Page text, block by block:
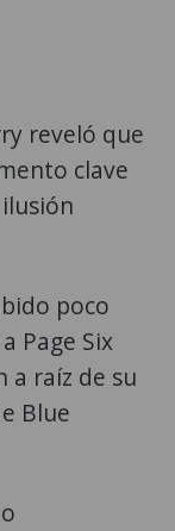
reveló que
clave
poco
Page Six
a raíz de su
Blue